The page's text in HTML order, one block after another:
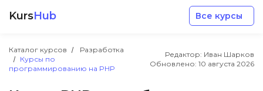
KursHub Все курсы
Каталог курсов
Разработка
Курсы по
программированию на PHP
Редактор: Иван Шарков
Обновлено: 10 августа 2026